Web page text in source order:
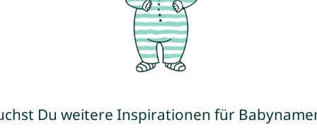
Du weitere Inspirationen für